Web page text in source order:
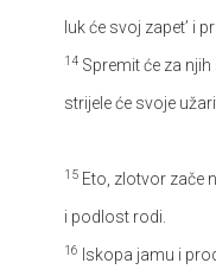
luk će svoj zapet’ i
14 Spremit će za
strijele će svoje
15 Eto, zlotvor zače
i podlost rodi.
16 Iskopa jamu i